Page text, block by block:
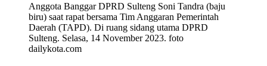
Anggota Banggar DPRD Sulteng Soni Tandra (baju
biru) saat rapat bersama Tim Anggaran Pemerintah
Daerah (TAPD). Di ruang sidang utama DPRD
Sulteng. Selasa, 14 November 2023. foto
dailykota.com